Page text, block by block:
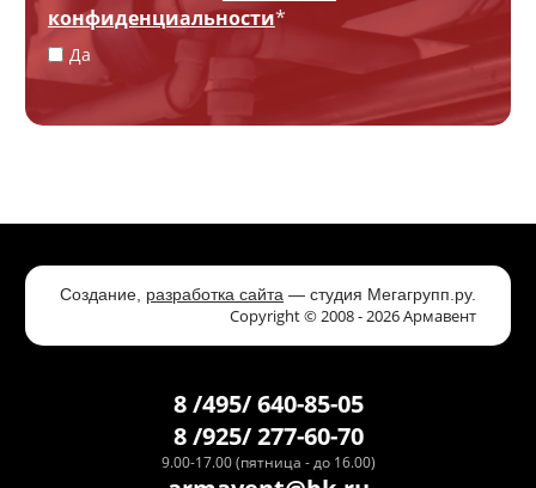
конфиденциальности*
Да
Создание, разработка сайта — студия Мегагрупп.ру.
Copyright © 2008 - 2026 Армавент
8 /495/ 640-85-05
8 /925/ 277-60-70
9.00-17.00 (пятница - до 16.00)